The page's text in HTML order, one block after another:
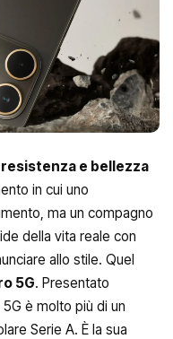
resistenza e bellezza
in cui uno
ma un compagno
della vita reale con
allo stile. Quel
5G. Presentato
5G è molto più di un
Serie A. È la sua